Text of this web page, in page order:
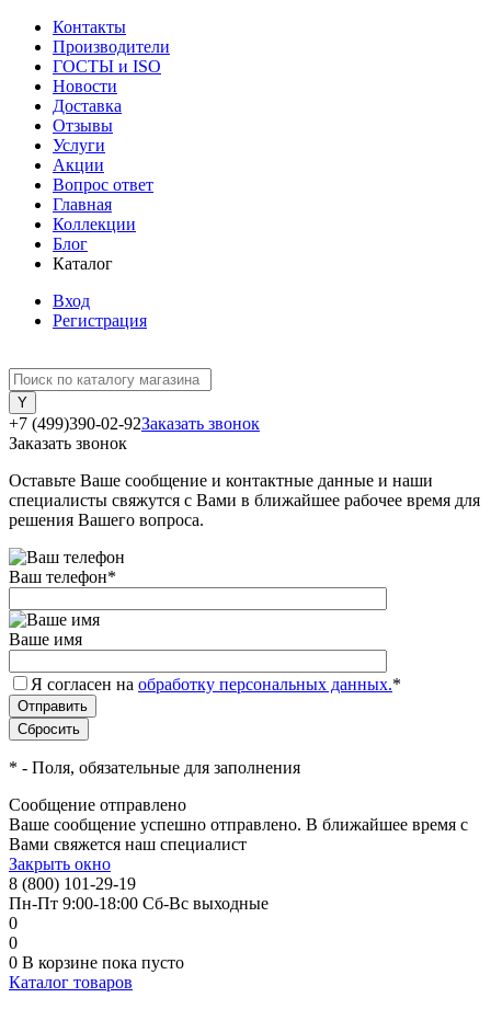
Контакты
Производители
ГОСТЫ и ISO
Новости
Доставка
Отзывы
Услуги
Акции
Вопрос ответ
Главная
Коллекции
Блог
Каталог
Вход
Регистрация
+7 (499)390-02-92Заказать звонок
Заказать звонок
Оставьте Ваше сообщение и контактные данные и наши
специалисты свяжутся с Вами в ближайшее рабочее время для
решения Вашего вопроса.
Ваш телефон*
Ваше имя
Я согласен на обработку персональных данных.*
* - Поля, обязательные для заполнения
Сообщение отправлено
Ваше сообщение успешно отправлено. В ближайшее время с
Вами свяжется наш специалист
Закрыть окно
8 (800) 101-29-19
Пн-Пт 9:00-18:00 Сб-Вс выходные
0
0
0 В корзине пока пусто
Каталог товаров